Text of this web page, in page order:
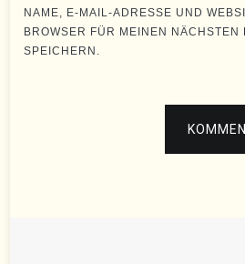
NAME, E-MAIL-ADRESSE UND
BROWSER FÜR MEINEN NÄCHSTEN
SPEICHERN.